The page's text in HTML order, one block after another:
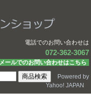
電話でのお問い合わせは
072-362-3067
メールでのお問い合わせはこちら
Powered by
Yahoo! JAPAN